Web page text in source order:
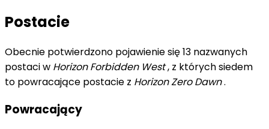
Postacie
Obecnie potwierdzono pojawienie się 13 nazwanych
postaci w Horizon Forbidden West, z których siedem
to powracające postacie z Horizon Zero Dawn.
Powracający